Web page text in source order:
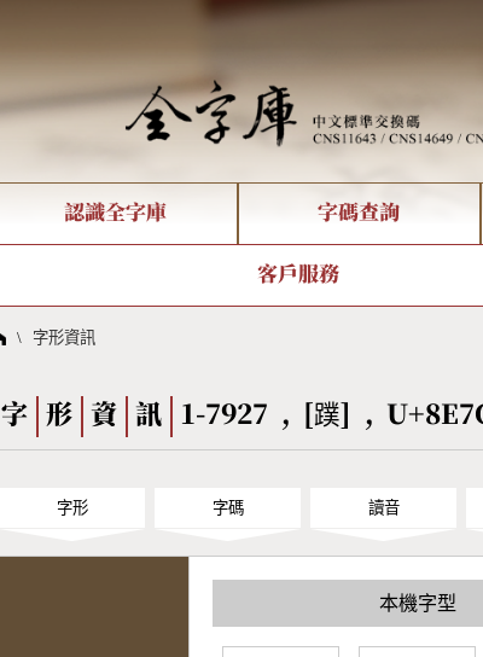
認識全字庫
全字庫現況
線上教學
字碼查詢
部件查詢
倉頡查詢
Big5查詢 拼音查詢
造字解決方案
字形下載
客戶服務
問題集
\ 字形資訊
字 形 資 訊 1-7927 , [蹼] ,
字形 字碼 讀音
本機字型